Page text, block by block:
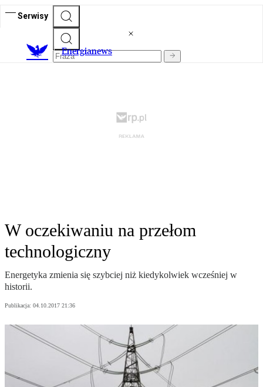
Serwisy
Energianews
W oczekiwaniu na przełom
technologiczny
Energetyka zmienia się szybciej niż kiedykolwiek wcześniej w
historii.
Publikacja: 04.10.2017 21:36